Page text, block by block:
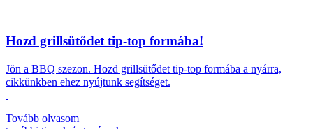
Hozd grillsütődet tip-top formába!
Jön a BBQ szezon. Hozd grillsütődet tip-top formába a nyárra,
cikkünkben ehez nyújtunk segítséget.
Tovább olvasom